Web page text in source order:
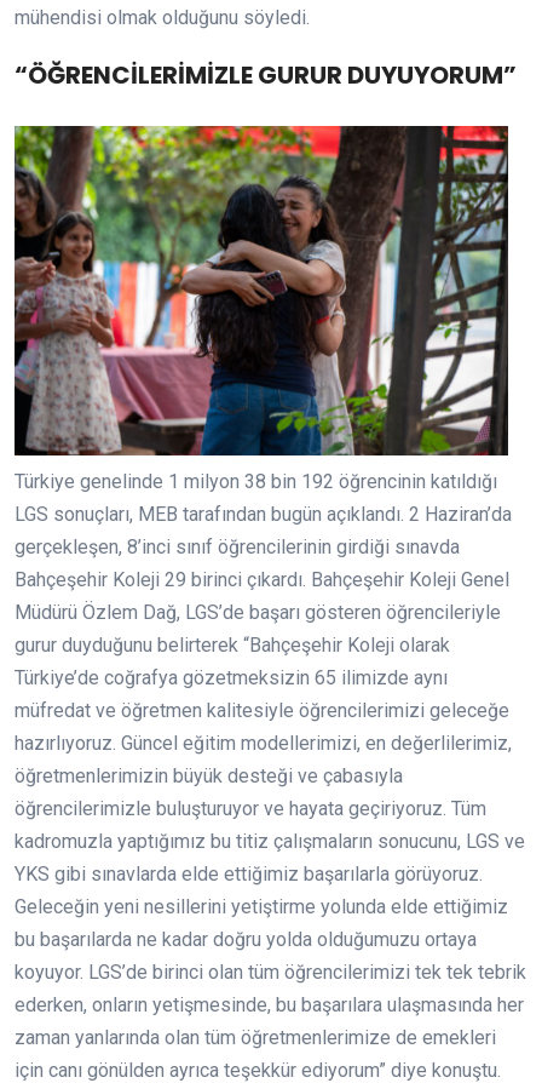
mühendisi olmak olduğunu söyledi.
“ÖĞRENCİLERİMİZLE GURUR DUYUYORUM”
Türkiye genelinde 1 milyon 38 bin 192 öğrencinin katıldığı
LGS sonuçları, MEB tarafından bugün açıklandı. 2 Haziran’da
gerçekleşen, 8’inci sınıf öğrencilerinin girdiği sınavda
Bahçeşehir Koleji 29 birinci çıkardı. Bahçeşehir Koleji Genel
Müdürü Özlem Dağ, LGS’de başarı gösteren öğrencileriyle
gurur duyduğunu belirterek “Bahçeşehir Koleji olarak
Türkiye’de coğrafya gözetmeksizin 65 ilimizde aynı
müfredat ve öğretmen kalitesiyle öğrencilerimizi geleceğe
hazırlıyoruz. Güncel eğitim modellerimizi, en değerlilerimiz,
öğretmenlerimizin büyük desteği ve çabasıyla
öğrencilerimizle buluşturuyor ve hayata geçiriyoruz. Tüm
kadromuzla yaptığımız bu titiz çalışmaların sonucunu, LGS ve
YKS gibi sınavlarda elde ettiğimiz başarılarla görüyoruz.
Geleceğin yeni nesillerini yetiştirme yolunda elde ettiğimiz
bu başarılarda ne kadar doğru yolda olduğumuzu ortaya
koyuyor. LGS’de birinci olan tüm öğrencilerimizi tek tek tebrik
ederken, onların yetişmesinde, bu başarılara ulaşmasında her
zaman yanlarında olan tüm öğretmenlerimize de emekleri
için canı gönülden ayrıca teşekkür ediyorum” diye konuştu.